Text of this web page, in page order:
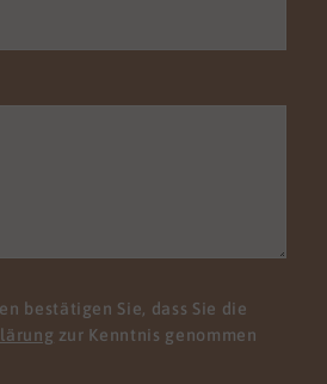
bestätigen Sie, dass Sie die
zur Kenntnis genommen